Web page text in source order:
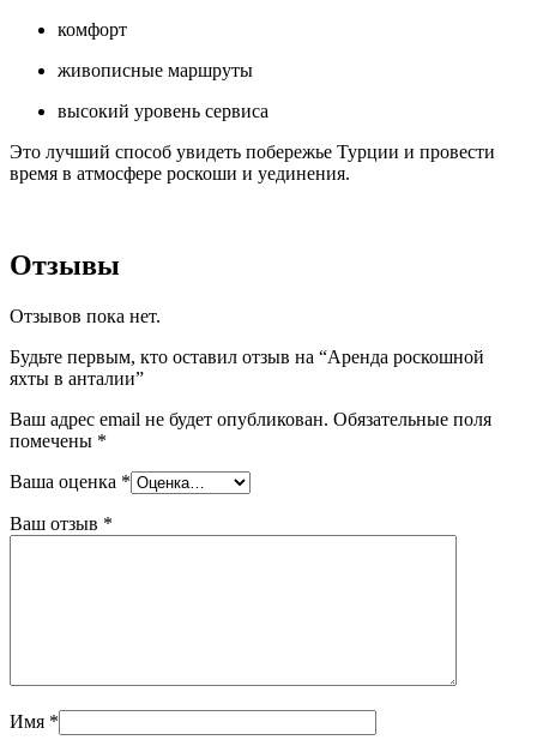
комфорт
живописные маршруты
высокий уровень сервиса
Это лучший способ увидеть побережье Турции и провести
время в атмосфере роскоши и уединения.
Отзывы
Отзывов пока нет.
Будьте первым, кто оставил отзыв на “Аренда роскошной
яхты в анталии”
Ваш адрес email не будет опубликован. Обязательные поля
помечены *
Ваша оценка *
Ваш отзыв *
Имя *